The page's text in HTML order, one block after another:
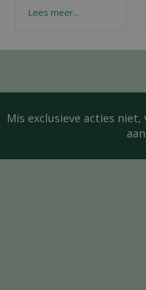
Lees meer...
Mis exclusieve acties niet,
aan